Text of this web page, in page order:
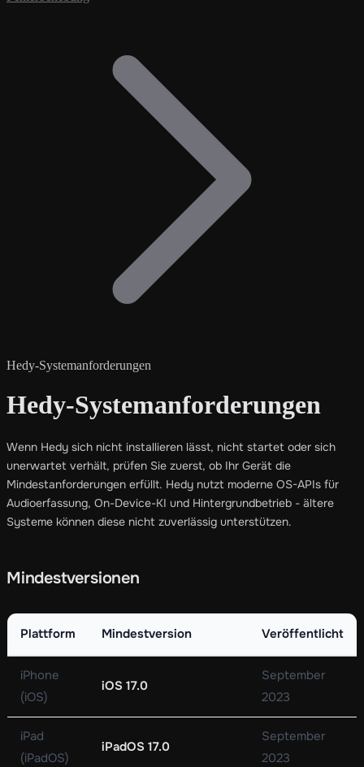
Hedy-Systemanforderungen
Hedy-Systemanforderungen
Wenn Hedy sich nicht installieren lässt, nicht startet oder sich
unerwartet verhält, prüfen Sie zuerst, ob Ihr Gerät die
Mindestanforderungen erfüllt. Hedy nutzt moderne OS-APIs für
Audioerfassung, On-Device-KI und Hintergrundbetrieb - ältere
Systeme können diese nicht zuverlässig unterstützen.
Mindestversionen
Plattform Mindestversion Veröffentlicht
iPhone
(iOS)
iOS 17.0
September
2023
iPad
(iPadOS)
iPadOS 17.0
September
2023